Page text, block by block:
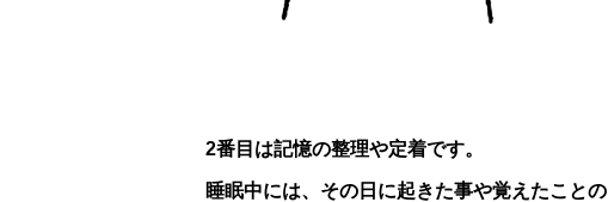
2番目は記憶の整理や定着です。
睡眠中には、その日に起きた事や覚えたことの